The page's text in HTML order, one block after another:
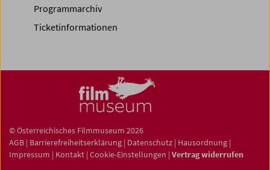
Programmarchiv
Ticketinformationen
© Österreichisches Filmmuseum 2026
AGB | Barrierefreiheitserklärung | Datenschutz | Hausordnung |
Impressum | Kontakt | Cookie-Einstellungen | Vertrag widerrufen